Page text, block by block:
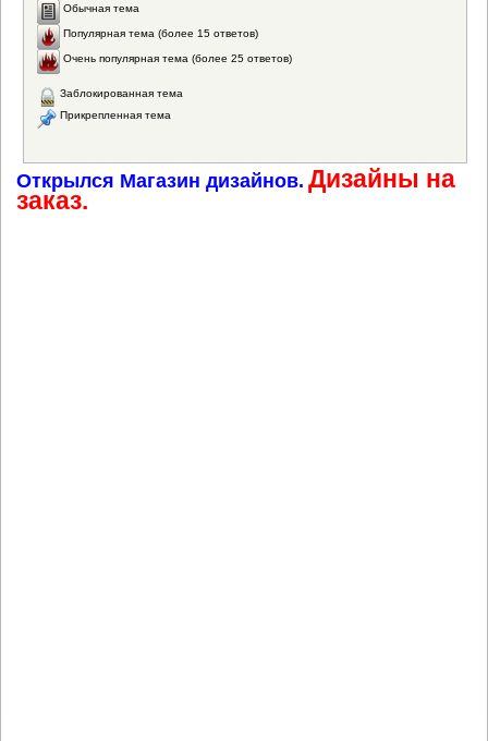
Обычная тема
Популярная тема (более 15 ответов)
Очень популярная тема (более 25 ответов)
Заблокированная тема
Прикрепленная тема
Открылся Магазин дизайнов. Дизайны на
заказ.